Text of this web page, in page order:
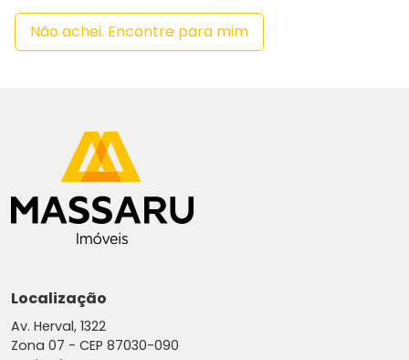
Não achei. Encontre para mim
Localização
Av. Herval, 1322
Zona 07 - CEP 87030-090